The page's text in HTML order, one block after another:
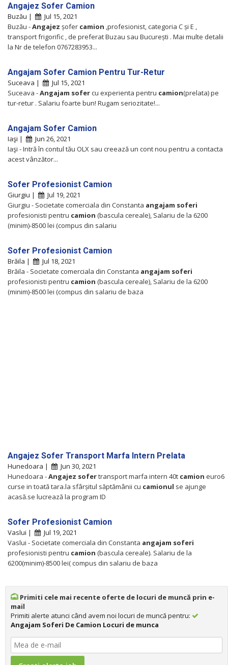
Angajez Sofer Camion
Buzău |
Jul 15, 2021
Buzău -Angajez șofer camion ,profesionist, categoria C și E ,
transport frigorific , de preferat Buzau sau București . Mai multe detalii
la Nr de telefon 0767283953...
Angajam Sofer Camion Pentru Tur-Retur
Suceava |
Jul 15, 2021
Suceava -Angajam sofercu experienta pentru camion(prelata) pe
tur-retur . Salariu foarte bun! Rugam seriozitate!...
Angajam Sofer Camion
Iaşi |
Jun 26, 2021
Iaşi - Intră în contul tău OLX sau creează un cont nou pentru a contacta
acest vânzător...
Sofer Profesionist Camion
Giurgiu |
Jul 19, 2021
Giurgiu - Societate comerciala din Constanta angajam soferi
profesionisti pentru camion (bascula cereale), Salariu de la 6200
(minim)-8500 lei (compus din salariu
Sofer Profesionist Camion
Brăila |
Jul 18, 2021
Brăila - Societate comerciala din Constanta angajam soferi
profesionisti pentru camion (bascula cereale), Salariu de la 6200
(minim)-8500 lei (compus din salariu de baza
Angajez Sofer Transport Marfa Intern Prelata
Hunedoara |
Jun 30, 2021
Hunedoara -Angajez sofertransport marfa intern 40t camion euro6
curse in toată tara.la sfârșitul săptămânii cu camionul se ajunge
acasă.se lucrează la program ID
Sofer Profesionist Camion
Vaslui |
Jul 19, 2021
Vaslui - Societate comerciala din Constanta angajam soferi
profesionisti pentru camion (bascula cereale). Salariu de la
6200(minim)-8500 lei( compus din salariu de baza
Primiti cele mai recente oferte de locuri de muncă prin e-
mail
Primiti alerte atunci când avem noi locuri de muncă pentru:
Angajam Soferi De Camion Locuri de munca